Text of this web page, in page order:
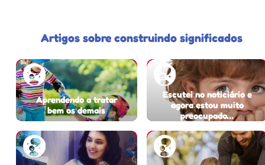
Artigos sobre construindo significados
Aprendendo a tratar
bem os demais
Escutei no noticiário e
agora estou muito
preocupado…